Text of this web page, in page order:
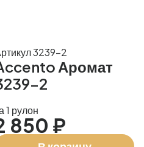
Аромат
2
3239-2
1 рулон
850 ₽